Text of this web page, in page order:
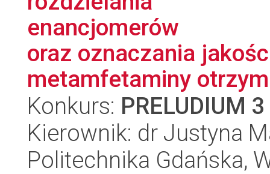
enancjomerów
oraz oznaczania
metamfetaminy
Konkurs: PRELUDIUM 3
Kierownik: dr Justyna
Politechnika Gdańska,